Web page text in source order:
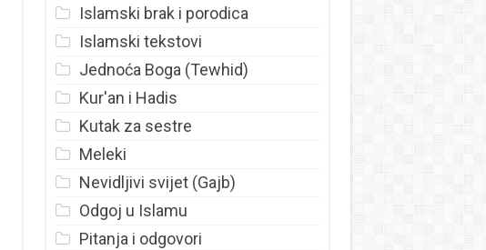
Islamski brak i porodica
Islamski tekstovi
Jednoća Boga (Tewhid)
Kur'an i Hadis
Kutak za sestre
Meleki
Nevidljivi svijet (Gajb)
Odgoj u Islamu
Pitanja i odgovori